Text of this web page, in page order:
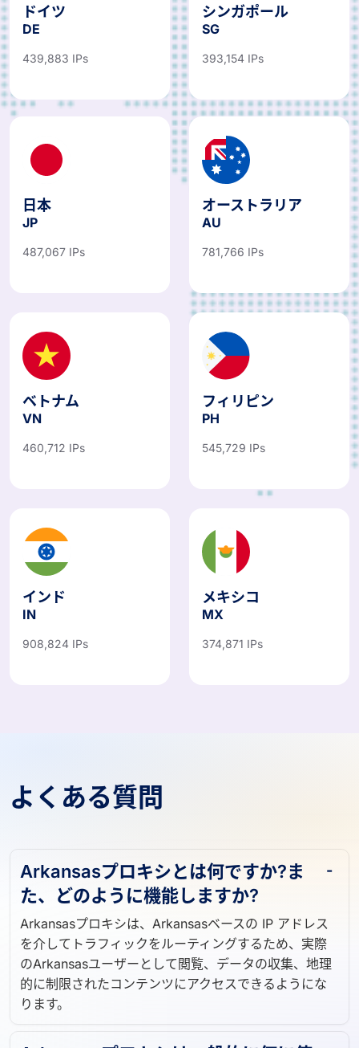
ドイツ
DE
439,883 IPs
シンガポール
SG
393,154 IPs
日本
JP
487,067 IPs
オーストラリア
AU
781,766 IPs
ベトナム
VN
460,712 IPs
フィリピン
PH
545,729 IPs
インド
IN
908,824 IPs
メキシコ
MX
374,871 IPs
よくある質問
Arkansasプロキシとは何ですか?ま
た、どのように機能しますか?
Arkansasプロキシは、Arkansasベースの IP アドレス
を介してトラフィックをルーティングするため、実際
のArkansasユーザーとして閲覧、データの収集、地理
的に制限されたコンテンツにアクセスできるようにな
ります。